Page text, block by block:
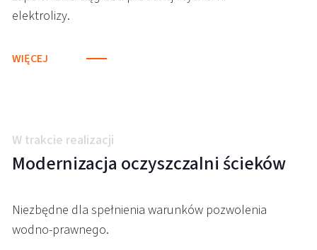
elektrolizy.
WIĘCEJ
W trakcie realizacji
Modernizacja oczyszczalni ścieków
Niezbędne dla spełnienia warunków pozwolenia
wodno-prawnego.